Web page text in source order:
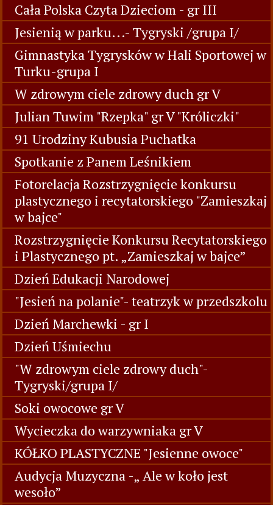
Cała Polska Czyta Dzieciom - gr III
Jesienią w parku...- Tygryski /grupa I/
Gimnastyka Tygrysków w Hali Sportowej w
Turku-grupa I
W zdrowym ciele zdrowy duch gr V
Julian Tuwim "Rzepka" gr V "Króliczki"
91 Urodziny Kubusia Puchatka
Spotkanie z Panem Leśnikiem
Fotorelacja Rozstrzygnięcie konkursu
plastycznego i recytatorskiego "Zamieszkaj
w bajce"
Rozstrzygnięcie Konkursu Recytatorskiego
i Plastycznego pt. „Zamieszkaj w bajce”
Dzień Edukacji Narodowej
"Jesień na polanie"- teatrzyk w przedszkolu
Dzień Marchewki - gr I
Dzień Uśmiechu
"W zdrowym ciele zdrowy duch"-
Tygryski/grupa I/
Soki owocowe gr V
Wycieczka do warzywniaka gr V
KÓŁKO PLASTYCZNE "Jesienne owoce"
Audycja Muzyczna -„ Ale w koło jest
wesoło”